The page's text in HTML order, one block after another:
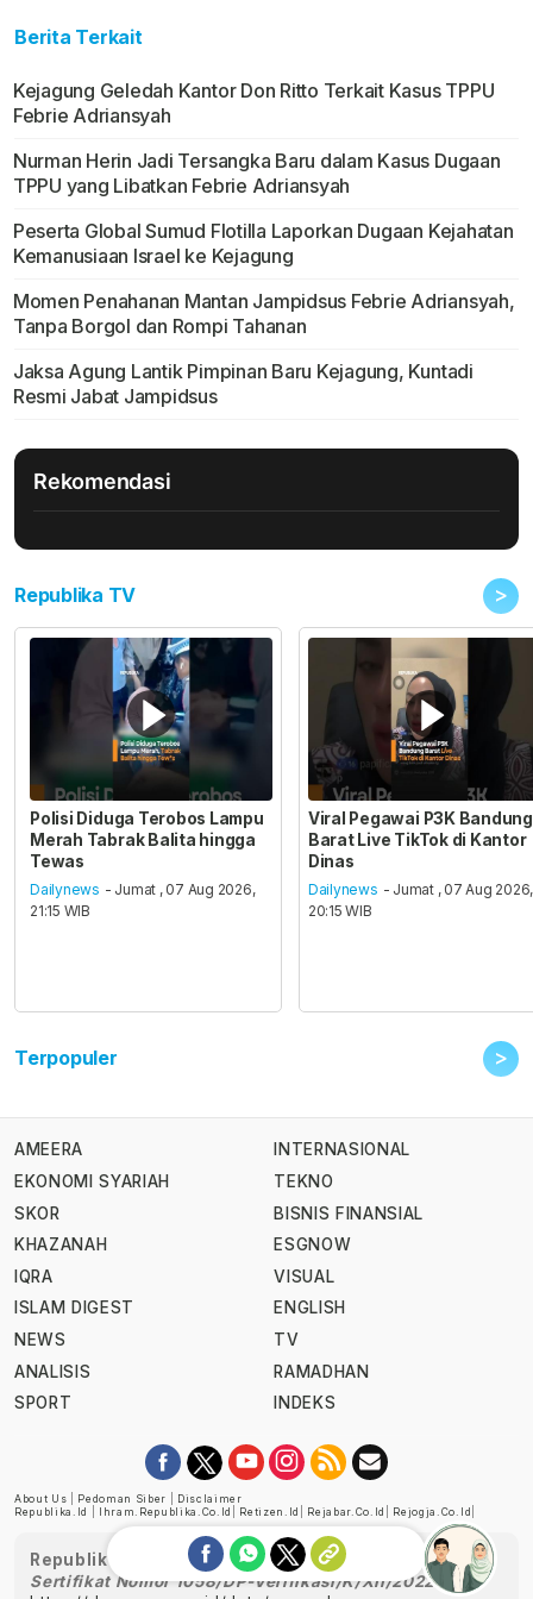
Berita Terkait
Kejagung Geledah Kantor Don Ritto Terkait Kasus TPPU
Febrie Adriansyah
Nurman Herin Jadi Tersangka Baru dalam Kasus Dugaan
TPPU yang Libatkan Febrie Adriansyah
Peserta Global Sumud Flotilla Laporkan Dugaan Kejahatan
Kemanusiaan Israel ke Kejagung
Momen Penahanan Mantan Jampidsus Febrie Adriansyah,
Tanpa Borgol dan Rompi Tahanan
Jaksa Agung Lantik Pimpinan Baru Kejagung, Kuntadi
Resmi Jabat Jampidsus
Rekomendasi
Republika TV >
Polisi Diduga Terobos Lampu
Merah Tabrak Balita hingga
Tewas
Dailynews - Jumat , 07 Aug 2026,
21:15 WIB
Viral Pegawai P3K Bandung
Barat Live TikTok di Kantor
Dinas
Dailynews - Jumat , 07 Aug 2026,
20:15 WIB
Terpopuler >
AMEERA
EKONOMI SYARIAH
SKOR
KHAZANAH
IQRA
ISLAM DIGEST
NEWS
ANALISIS
SPORT
INTERNASIONAL
TEKNO
BISNIS FINANSIAL
ESGNOW
VISUAL
ENGLISH
TV
RAMADHAN
INDEKS
About Us Pedoman Siber
Disclaimer
Republika.id
Ihram.republika.co.id Retizen.id Rejabar.co.id Rejogja.co.id
Republika telah diverifikasi oleh Dewan Pers
Sertifikat Nomor 1058/DP-Verifikasi/K/XII/2022